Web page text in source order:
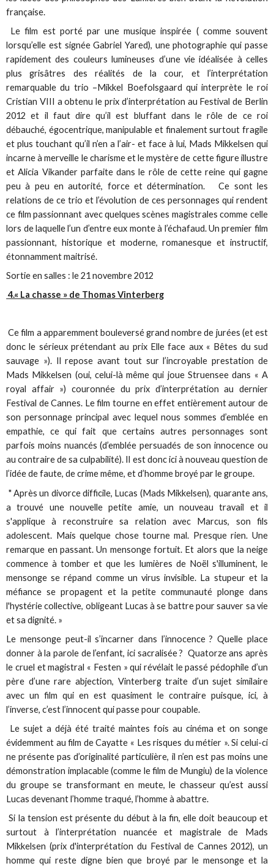
française.
Le film est porté par une musique inspirée ( comme souvent
lorsqu’elle est signée Gabriel Yared), une photographie qui passe
rapidement des couleurs lumineuses d’une vie idéalisée à celles
plus grisâtres des réalités de la cour, et l’interprétation
remarquable du trio –Mikkel Boefolsgaard qui interprète le roi
Cristian VIII a obtenu le prix d’interprétation au Festival de Berlin
2012 et il faut dire qu’il est bluffant dans le rôle de ce roi
débauché, égocentrique, manipulable et finalement surtout fragile
et plus touchant qu’il n’en a l’air- et face à lui, Mads Mikkelsen qui
incarne à merveille le charisme et le mystère de cette figure illustre
et Alicia Vikander parfaite dans le rôle de cette reine qui gagne
peu à peu en autorité, force et détermination. Ce sont les
relations de ce trio et l’évolution de ces personnages qui rendent
ce film passionnant avec quelques scènes magistrales comme celle
lors de laquelle l’un d’entre eux monte à l’échafaud. Un premier film
passionnant, historique et moderne, romanesque et instructif,
étonnamment maitrisé.
Sortie en salles : le 21 novembre 2012
4.« La chasse » de Thomas Vinterberg
Ce film a apparemment bouleversé grand nombre de jurées (et est
donc le sérieux prétendant au prix Elle face aux « Bêtes du sud
sauvage »). Il repose avant tout sur l’incroyable prestation de
Mads Mikkelsen (oui, celui-là même qui joue Struensee dans « A
royal affair ») couronnée du prix d’interprétation au dernier
Festival de Cannes. Le film tourne en effet entièrement autour de
son personnage principal avec lequel nous sommes d’emblée en
empathie, ce qui fait que certains autres personnages sont
parfois moins nuancés (d’emblée persuadés de son innocence ou
au contraire de sa culpabilité). Il est donc ici à nouveau question de
l’idée de faute, de crime même, et d’homme broyé par le groupe.
" Après un divorce difficile, Lucas (Mads Mikkelsen), quarante ans,
a trouvé une nouvelle petite amie, un nouveau travail et il
s'applique à reconstruire sa relation avec Marcus, son fils
adolescent. Mais quelque chose tourne mal. Presque rien. Une
remarque en passant. Un mensonge fortuit. Et alors que la neige
commence à tomber et que les lumières de Noël s'illuminent, le
mensonge se répand comme un virus invisible. La stupeur et la
méfiance se propagent et la petite communauté plonge dans
l'hystérie collective, obligeant Lucas à se battre pour sauver sa vie
et sa dignité. »
Le mensonge peut-il s’incarner dans l’innocence ? Quelle place
donner à la parole de l’enfant, ici sacralisée ? Quatorze ans après
le cruel et magistral « Festen » qui révélait le passé pédophile d’un
père d’une rare abjection, Vinterberg traite d’un sujet similaire
avec un film qui en est quasiment le contraire puisque, ici, à
l’inverse, c’est l’innocent qui passe pour coupable.
Le sujet a déjà été traité maintes fois au cinéma et on songe
évidemment au film de Cayatte « Les risques du métier ». Si celui-ci
ne présente pas d’originalité particulière, il n’en est pas moins une
démonstration implacable (comme le film de Mungiu) de la violence
du groupe se transformant en meute, le chasseur qu’est aussi
Lucas devenant l’homme traqué, l’homme à abattre.
Si la tension est présente du début à la fin, elle doit beaucoup et
surtout à l’interprétation nuancée et magistrale de Mads
Mikkelsen (prix d'interprétation du Festival de Cannes 2012), un
homme qui reste digne bien que broyé par le mensonge et la